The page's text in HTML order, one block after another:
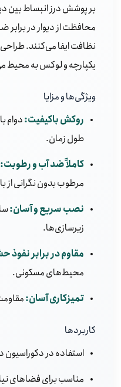
بر پوشش درز انبساط بین
محافظت از دیوار در برابر
نظافت ایفا می‌کنند.
یکپارچه و لوکس به
ویژگی‌ها و مزایا
روکش باکیفیت:دوام
طول زمان.
کاملاً ضد آب و رطوبت:
مرطوب بدون نگرانی از
نصب سریع و آسان:
زیرسازی‌ها.
مقاوم در برابر نفوذ
محیط‌های مسکونی.
تمیزکاری آسان:
کاربردها
استفاده در دکوراسیون
مناسب برای فضاهای